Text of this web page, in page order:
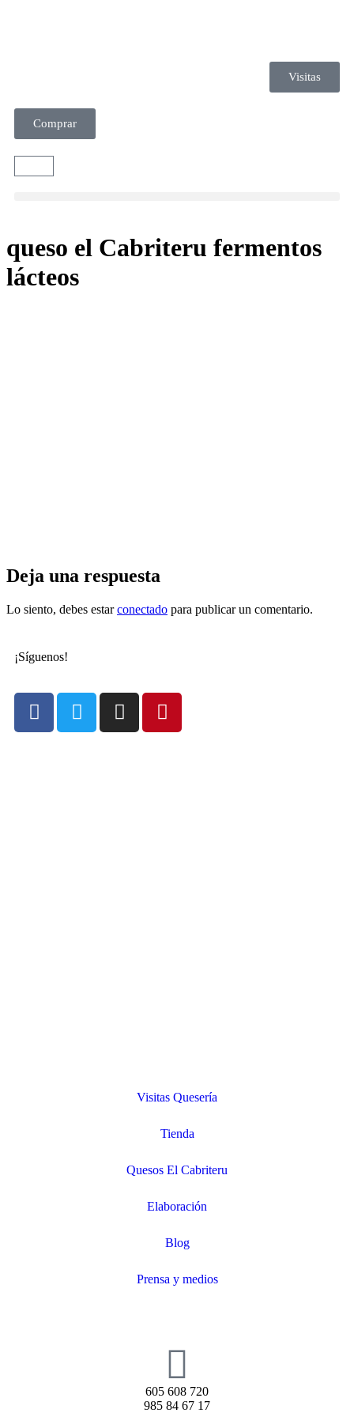
Visitas
Comprar
queso el Cabriteru fermentos
lácteos
Deja una respuesta
Lo siento, debes estarconectado para publicar un comentario.
¡Síguenos!
Visitas Quesería
Tienda
Quesos El Cabriteru
Elaboración
Blog
Prensa y medios
605 608 720
985 84 67 17